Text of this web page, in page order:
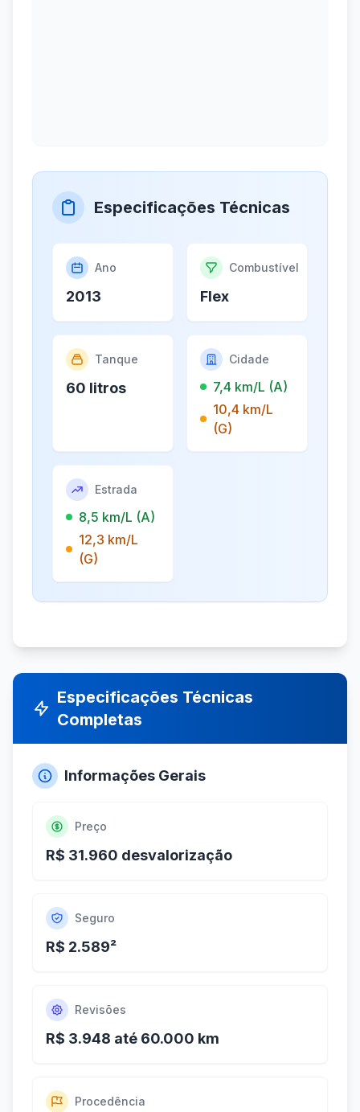
Especificações Técnicas
Ano
2013
Combustível
Flex
Tanque
60 litros
Cidade
7,4 km/L (A)
10,4 km/L
(G)
Estrada
8,5 km/L (A)
12,3 km/L
(G)
Especificações Técnicas
Completas
Informações Gerais
Preço
R$ 31.960 desvalorização
Seguro
R$ 2.589²
Revisões
R$ 3.948 até 60.000 km
Procedência